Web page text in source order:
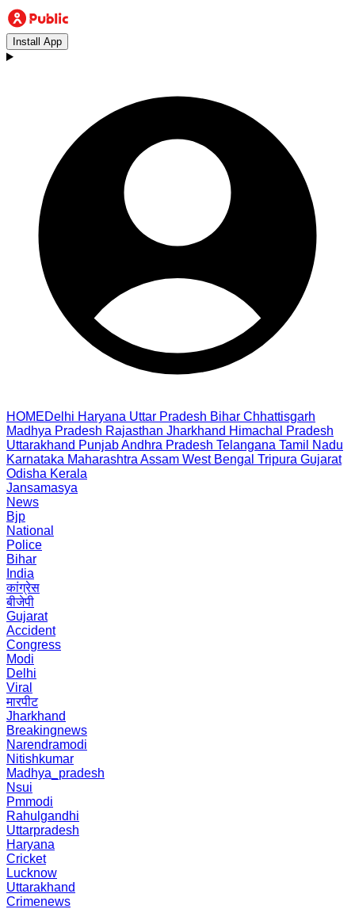
Install App
HOMEDelhi Haryana Uttar Pradesh Bihar Chhattisgarh
Madhya Pradesh Rajasthan Jharkhand Himachal Pradesh
Uttarakhand PunjabAndhra Pradesh Telangana Tamil Nadu
Karnataka Maharashtra Assam West Bengal Tripura Gujarat
Odisha Kerala
Jansamasya
News
Bjp
National
Police
Bihar
India
कांग्रेस
बीजेपी
Gujarat
Accident
Congress
Modi
Delhi
Viral
मारपीट
Jharkhand
Breakingnews
Narendramodi
Nitishkumar
Madhya_pradesh
Nsui
Pmmodi
Rahulgandhi
Uttarpradesh
Haryana
Cricket
Lucknow
Uttarakhand
Crimenews